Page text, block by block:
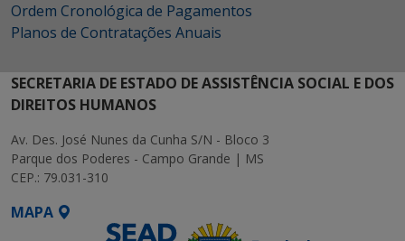
Ordem Cronológica de Pagamentos
Planos de Contratações Anuais
SECRETARIA DE ESTADO DE ASSISTÊNCIA SOCIAL E DOS
DIREITOS HUMANOS
Av. Des. José Nunes da Cunha S/N - Bloco 3
Parque dos Poderes - Campo Grande | MS
CEP.: 79.031-310
MAPA